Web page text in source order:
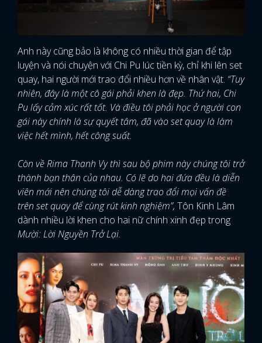
Anh này cũng bảo là không có nhiều thời gian để tập
luyện và nói chuyện với Chi Pu lúc tiền kỳ, chỉ khi lên set
quay, hai người mới trao đổi nhiều hơn về nhân vật. “Tuy
nhiên, đây là một cô gái phải khen là đẹp. Thứ hai, Chi
Pu lấy cảm xúc rất tốt. Và điều tôi phải học ở người con
gái này chính là sự quyết tâm, đã vào set quay là làm
việc hết mình, hết công suất.
Còn về Rima Thanh Vy thì sau bộ phim này chúng tôi trở
thành bạn thân của nhau. Có lẽ do hai đứa đều là diễn
viên mới nên chúng tôi dễ dàng trao đổi mọi vấn đề
trên set quay để cùng rút kinh nghiệm”, Tôn Kinh Lâm
dành nhiều lời khen cho hai nữ chính xinh đẹp trong
Mười: Lời Nguyền Trở Lại.